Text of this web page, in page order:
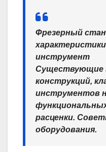
Фрезерный
инструмент
Существующие
конструкций,
инструментов
расценки.
оборудования.